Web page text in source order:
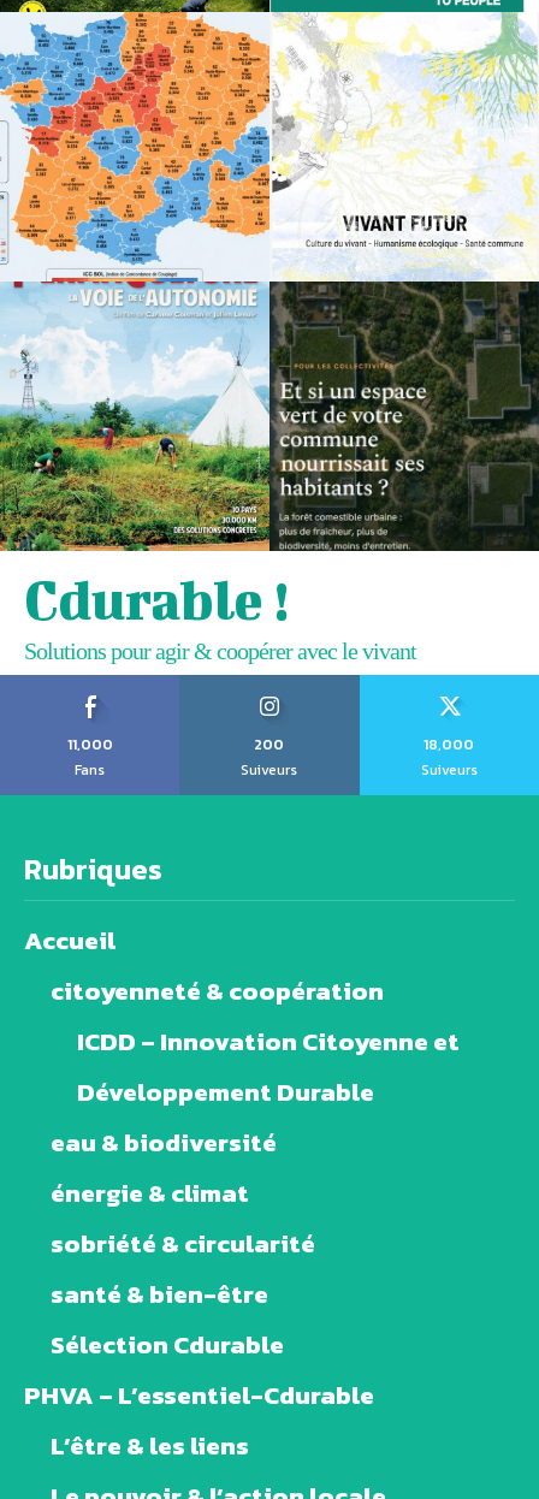
Cdurable !
Solutions pour agir & coopérer avec le vivant
11,000
Fans
200
Suiveurs
18,000
Suiveurs
Rubriques
Accueil
citoyenneté & coopération
ICDD – Innovation Citoyenne et
Développement Durable
eau & biodiversité
énergie & climat
sobriété & circularité
santé & bien-être
Sélection Cdurable
PHVA – L’essentiel-Cdurable
L’être & les liens